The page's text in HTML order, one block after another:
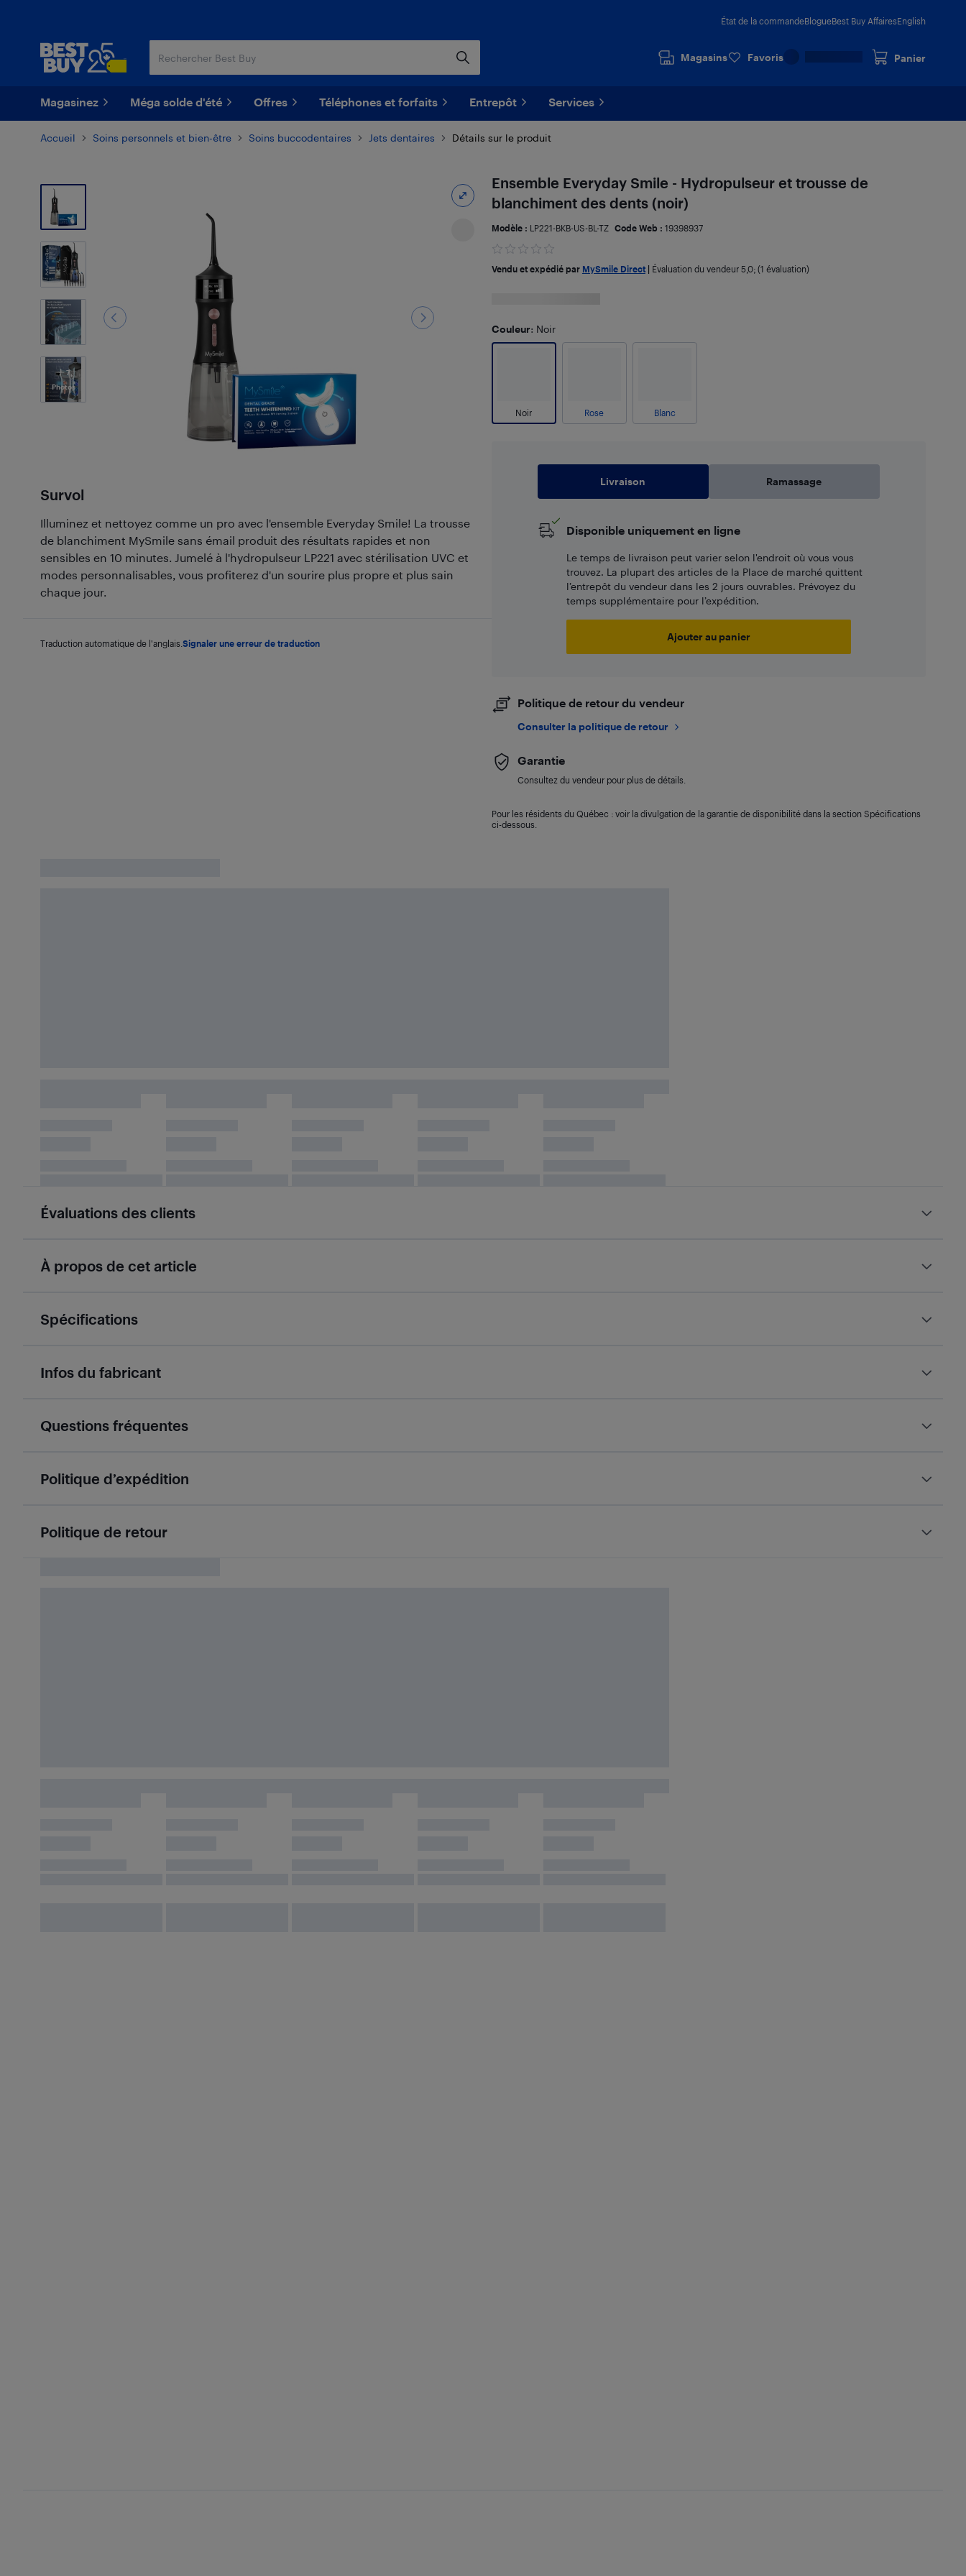
État de la commandeBlogueBest Buy AffairesEnglish
Magasins Favoris Panier
Magasinez Méga solde d'été Offres Téléphones et forfaits Entrepôt Services
Accueil Soins personnels et bien-être Soins buccodentaires Jets dentaires Détails sur le produit
7
Photos
Survol
Illuminez et nettoyez comme un pro avec l'ensemble Everyday Smile! La trousse
de blanchiment MySmile sans émail produit des résultats rapides et non
sensibles en 10 minutes. Jumelé à l'hydropulseur LP221 avec stérilisation UVC et
modes personnalisables, vous profiterez d'un sourire plus propre et plus sain
chaque jour.
Traduction automatique de l'anglais. Signaler une erreur de traduction
Ensemble Everyday Smile - Hydropulseur et trousse de
blanchiment des dents (noir)
Modèle : LP221-BKB-US-BL-TZ Code Web : 19398937
Vendu et expédié par MySmile Direct| Évaluation du vendeur 5,0; (1 évaluation)
Couleur: Noir
Noir Rose Blanc
Livraison Ramassage
Disponible uniquement en ligne
Le temps de livraison peut varier selon l'endroit où vous vous
trouvez. La plupart des articles de la Place de marché quittent
l’entrepôt du vendeur dans les 2 jours ouvrables. Prévoyez du
temps supplémentaire pour l’expédition.
Ajouter au panier
Politique de retour du vendeur
Consulter la politique de retour
Garantie
Consultez du vendeur pour plus de détails.
Pour les résidents du Québec : voir la divulgation de la garantie de disponibilité dans la section Spécifications
ci-dessous.
Évaluations des clients
À propos de cet article
Spécifications
Infos du fabricant
Questions fréquentes
Politique d’expédition
Politique de retour